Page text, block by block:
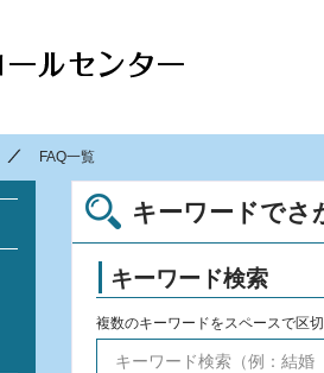
FAQ一覧
キーワードでさ
キーワード検索
複数のキーワードをスペースで区切